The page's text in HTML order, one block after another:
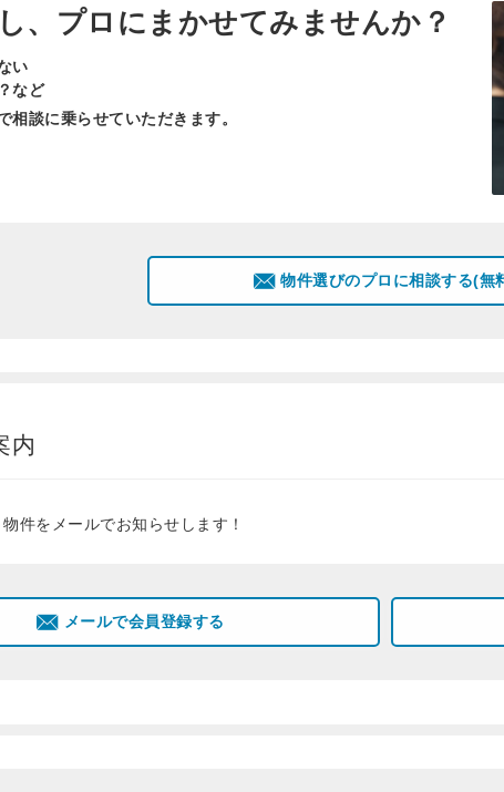
、 プロ にまかせてみませんか？
い
など
相談に乗らせていただきます。
物件選びのプロに相談する(無
内
件をメールでお知らせします！
メールで会員登録する